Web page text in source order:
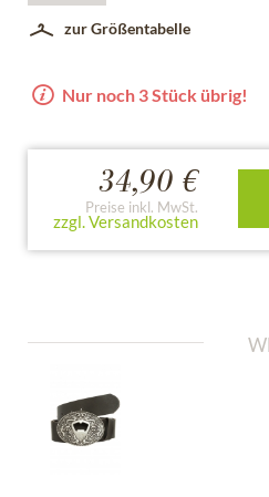
zur Größentabelle
Nur noch 3 Stück übrig!
34,90 €
Preise inkl. MwSt.
zzgl. Versandkosten